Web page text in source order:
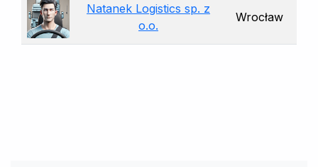
Natanek Logistics sp. z
o.o.
Wrocław